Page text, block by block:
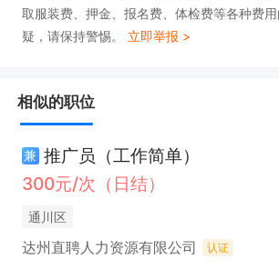
取服装费、押金、报名费、体检费等各种费
疑，请保持警惕。 立即举报 >
相似的职位
兼 推广员（工作简单）
300元/次（日结）
通川区
达州直聘人力资源有限公司 认证